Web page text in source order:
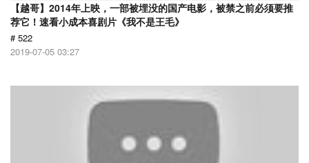
【越哥】2014年上映，一部被埋没的国产电影，被禁之前必须要推
荐它！速看小成本喜剧片《我不是王毛》
# 522
2019-07-05 03:27